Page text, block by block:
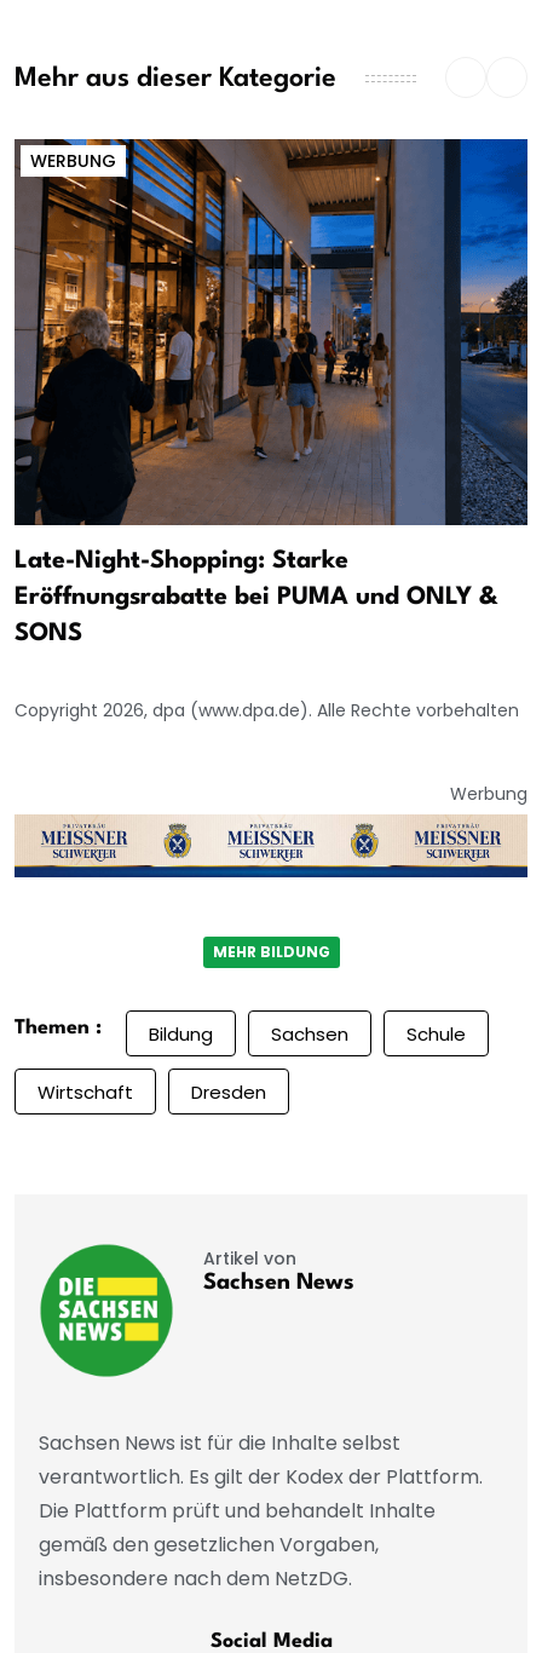
Mehr aus dieser Kategorie
WERBUNG
Late-Night-Shopping: Starke
Eröffnungsrabatte bei PUMA und ONLY &
SONS
Copyright 2026, dpa (www.dpa.de). Alle Rechte vorbehalten
Werbung
MEHR BILDUNG
Themen : Bildung Sachsen Schule
Wirtschaft Dresden
Artikel von
Sachsen News
Sachsen News ist für die Inhalte selbst
verantwortlich. Es gilt der Kodex der Plattform.
Die Plattform prüft und behandelt Inhalte
gemäß den gesetzlichen Vorgaben,
insbesondere nach dem NetzDG.
Social Media